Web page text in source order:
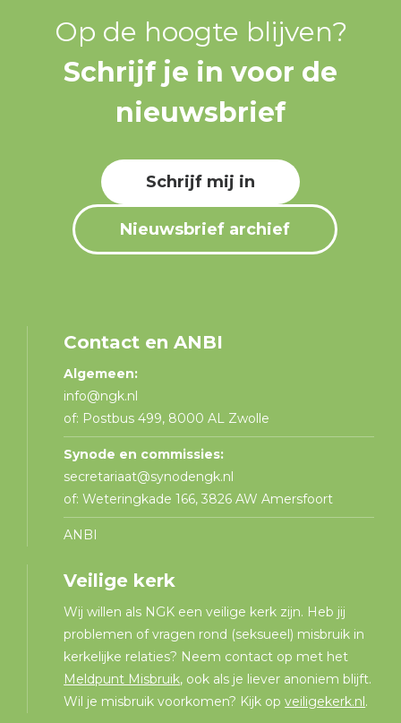
Op de hoogte blijven?
Schrijf je in voor de
nieuwsbrief
Schrijf mij in
Nieuwsbrief archief
Contact en ANBI
Algemeen:
info@ngk.nl
of: Postbus 499, 8000 AL Zwolle
Synode en commissies:
secretariaat@synodengk.nl
of: Weteringkade 166, 3826 AW Amersfoort
ANBI
Veilige kerk
Wij willen als NGK een veilige kerk zijn. Heb jij
problemen of vragen rond (seksueel) misbruik in
kerkelijke relaties? Neem contact op met het
Meldpunt Misbruik, ook als je liever anoniem blijft.
Wil je misbruik voorkomen? Kijk opveiligekerk.nl.